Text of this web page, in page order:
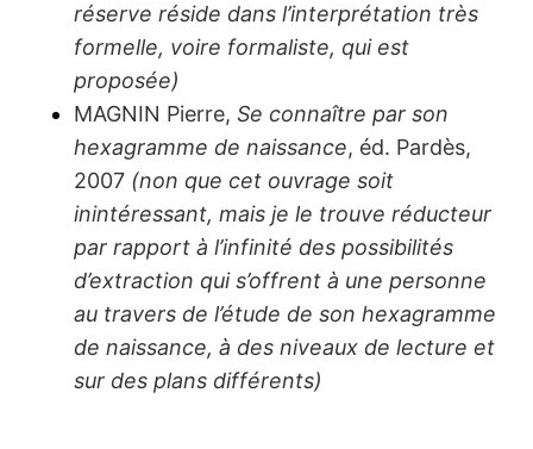
réserve réside dans l’interprétation très
formelle, voire formaliste, qui est
proposée)
MAGNIN Pierre,Se connaître par son
hexagramme de naissance, éd. Pardès,
2007 (non que cet ouvrage soit
inintéressant, mais je le trouve réducteur
par rapport à l’infinité des possibilités
d’extraction qui s’offrent à une personne
au travers de l’étude de son hexagramme
de naissance, à des niveaux de lecture et
sur des plans différents)